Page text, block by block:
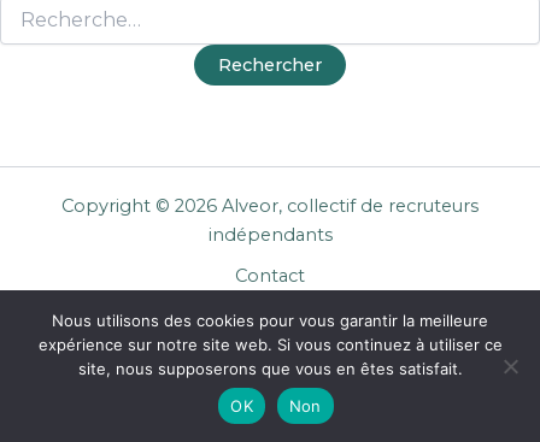
Copyright © 2026 Alveor, collectif de recruteurs
indépendants
Contact
Mentions légales
Confidentialité
CGU Entreprises
Nous utilisons des cookies pour vous garantir la meilleure
expérience sur notre site web. Si vous continuez à utiliser ce
site, nous supposerons que vous en êtes satisfait.
OK
Non